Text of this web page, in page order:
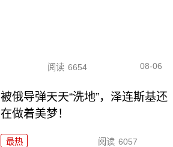
阅读 6654 08-06
被俄导弹天天“洗地”，泽连斯基还
在做着美梦！
最热 阅读 6057